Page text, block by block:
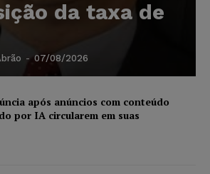
da taxa de
- 07/08/2026
após anúncios com conteúdo
por IA circularem em suas